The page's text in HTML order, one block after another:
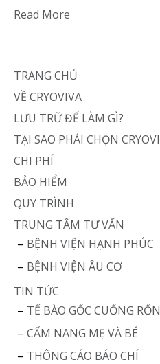
Read More
TRANG CHỦ
VỀ CRYOVIVA
LƯU TRỮ ĐỂ LÀM GÌ?
TẠI SAO PHẢI CHỌN
CHI PHÍ
BẢO HIỂM
QUY TRÌNH
TRUNG TÂM TƯ VẤN
BỆNH VIỆN HẠNH PHÚC
BỆNH VIỆN ÂU CƠ
TIN TỨC
TẾ BÀO GỐC CUỐNG RỐN
CẨM NANG MẸ VÀ BÉ
THÔNG CÁO BÁO CHÍ